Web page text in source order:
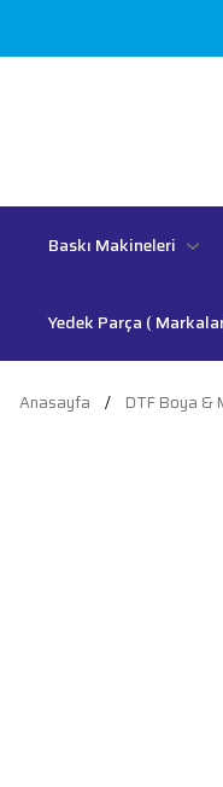
Baskı Makineleri
Yedek Parça (
Anasayfa DTF Boya &